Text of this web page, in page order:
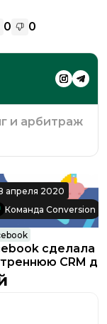
0
0
и арбитраж
апреля 2020
Команда Conversion
сделала
CRM